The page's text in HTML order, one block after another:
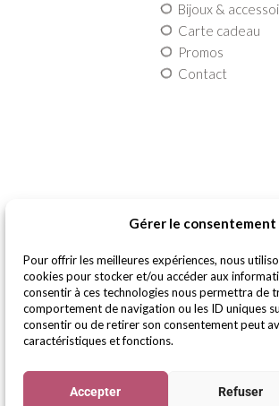
Gérer le consentement
Pour offrir les meilleures expériences, nous
cookies pour stocker et/ou accéder aux
consentir à ces technologies nous permettra de
comportement de navigation ou les ID uniques
consentir ou de retirer son consentement peut
caractéristiques et fonctions.
Accepter Refuser
Bijoux &
Carte cadeau
Promos
Contact